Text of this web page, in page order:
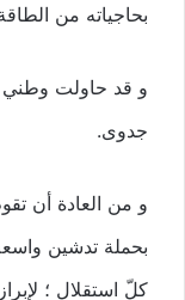
بحاجياته من
و قد حاولت وطني
جدوى.
و من العادة أن
بحملة تدشين
كلّ استقلال ؛